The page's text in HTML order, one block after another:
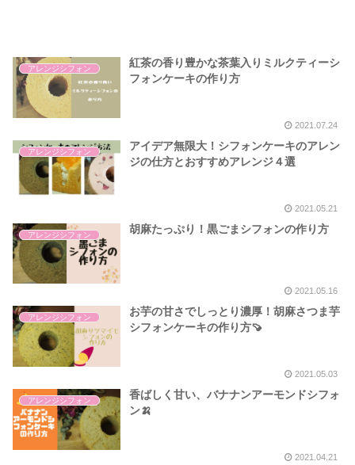
アレンジシフォン
紅茶の香り豊かな茶葉入りミルクティーシ
フォンケーキの作り方
2021.07.24
アレンジシフォン
アイデア無限大！シフォンケーキのアレン
ジの仕方とおすすめアレンジ４選
2021.05.21
アレンジシフォン 胡麻たっぷり！黒ごまシフォンの作り方
2021.05.16
アレンジシフォン
お芋の甘さでしっとり濃厚！胡麻さつま芋
シフォンケーキの作り方🍠
2021.05.03
アレンジシフォン
香ばしく甘い、バナナンアーモンドシフォ
ン🍌
2021.04.21